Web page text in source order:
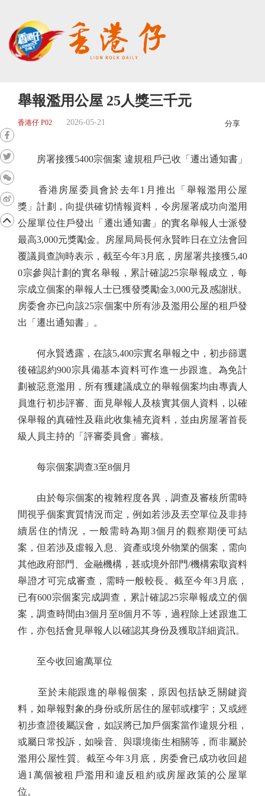
舉報濫用公屋 25人獎三千元
香港仔 P02 2026-05-21 分享
房署接獲5400宗個案 違規租戶已收「遷出通知書」
香港房屋委員會於去年1月推出「舉報濫用公屋
獎」計劃，向提供確切情報資料，令房屋署成功向濫用
公屋單位住戶發出「遷出通知書」的實名舉報人士派發
最高3,000元獎勵金。房屋局局長何永賢昨日在立法會回
覆議員查詢時表示，截至今年3月底，房屋署共接獲5,40
0宗參與計劃的實名舉報，累計確認25宗舉報成立，每
宗成立個案的舉報人士已獲發獎勵金3,000元及感謝狀。
房委會亦已向該25宗個案中所有涉及濫用公屋的租戶發
出「遷出通知書」。
何永賢透露，在該5,400宗實名舉報之中，初步篩選
後確認約900宗具備基本資料可作進一步跟進。為免計
劃被惡意濫用，所有獲建議成立的舉報個案均由專責人
員進行初步評審、面見舉報人及核實其個人資料，以確
保舉報的真確性及藉此收集補充資料，並由房屋署首長
級人員主持的「評審委員會」審核。
每宗個案調查3至8個月
由於每宗個案的複雜程度各異，調查及審核所需時
間視乎個案實質情況而定，例如若涉及丟空單位及非持
續居住的情況，一般需時為期3個月的觀察期便可結
案，但若涉及虛報入息、資產或境外物業的個案，需向
其他政府部門、金融機構，甚或境外部門/機構索取資料
舉證才可完成審查，需時一般較長。截至今年3月底，
已有600宗個案完成調查，累計確認25宗舉報成立的個
案，調查時間由3個月至8個月不等，過程除上述跟進工
作，亦包括會見舉報人以確認其身份及獲取詳細資訊。
至今收回逾萬單位
至於未能跟進的舉報個案，原因包括缺乏關鍵資
料，如舉報對象的身份或所居住的屋邨或樓宇；又或經
初步查證後屬誤會，如誤將已加戶個案當作違規分租，
或屬日常投訴，如噪音、與環境衞生相關等，而非屬於
濫用公屋性質。截至今年3月底，房委會已成功收回超
過1萬個被租戶濫用和違反租約或房屋政策的公屋單
位。